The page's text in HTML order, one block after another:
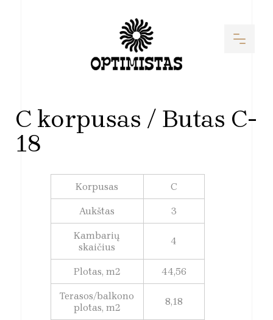
C korpusas / Butas C-
18
Korpusas C
Aukštas 3
Kambarių
skaičius
4
Plotas, m2 44,56
Terasos/balkono
plotas, m2
8,18